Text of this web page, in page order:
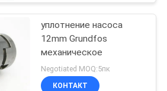
уплотнение насоса
12mm Grundfos
механическое
Negotiated MOQ:5пк
КОНТАКТ